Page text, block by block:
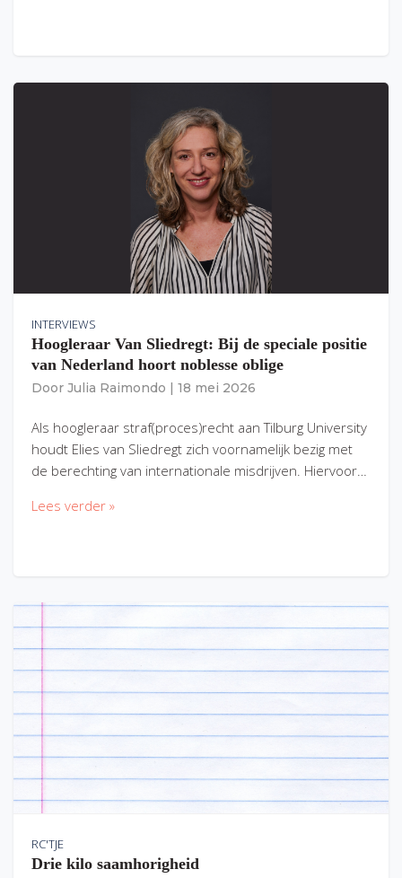
INTERVIEWS
Hoogleraar Van Sliedregt: Bij de speciale positie
van Nederland hoort noblesse oblige
Door Julia Raimondo 18 mei 2026
Als hoogleraar straf(proces)recht aan Tilburg University
houdt Elies van Sliedregt zich voornamelijk bezig met
de berechting van internationale misdrijven. Hiervoor…
Lees verder »
RC'TJE
Drie kilo saamhorigheid